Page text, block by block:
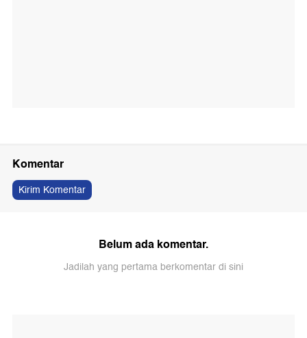
Komentar
Kirim Komentar
Belum ada komentar.
Jadilah yang pertama berkomentar di sini